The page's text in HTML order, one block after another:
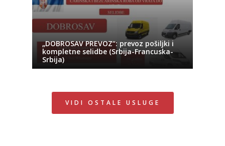
„DOBROSAV PREVOZ“: prevoz pošiljki i
kompletne selidbe (Srbija-Francuska-
Srbija)
VIDI OSTALE USLUGE